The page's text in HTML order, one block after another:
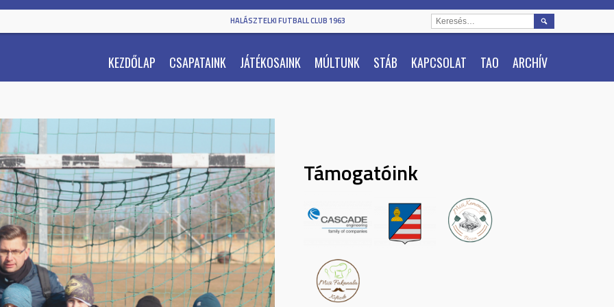
HALÁSZTELKI FUTBALL CLUB 1963
KEZDŐLAP CSAPATAINK JÁTÉKOSAINK MÚLTUNK STÁB KAPCSOLAT TAO ARCHÍV
KERESÉS:
Támogatóink